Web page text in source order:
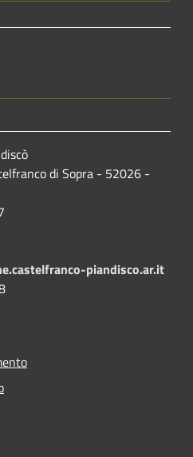
di Sopra - 52026 -
piandisco.ar.it